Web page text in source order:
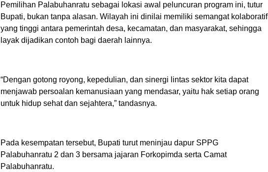
Pemilihan Palabuhanratu sebagai lokasi awal peluncuran program ini, tutur
Bupati, bukan tanpa alasan. Wilayah ini dinilai memiliki semangat kolaboratif
yang tinggi antara pemerintah desa, kecamatan, dan masyarakat, sehingga
layak dijadikan contoh bagi daerah lainnya.
“Dengan gotong royong, kepedulian, dan sinergi lintas sektor kita dapat
menjawab persoalan kemanusiaan yang mendasar, yaitu hak setiap orang
untuk hidup sehat dan sejahtera,” tandasnya.
Pada kesempatan tersebut, Bupati turut meninjau dapur SPPG
Palabuhanratu 2 dan 3 bersama jajaran Forkopimda serta Camat
Palabuhanratu.